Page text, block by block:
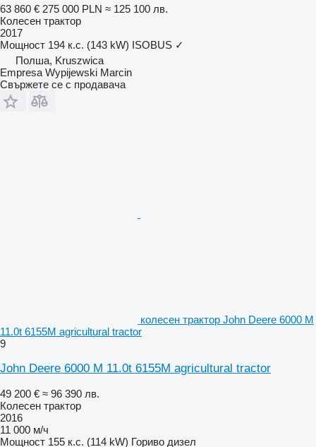
63 860 € 275 000 PLN ≈ 125 100 лв.
Колесен трактор
2017
Мощност 194 к.с. (143 kW) ISOBUS ✓
Полша, Kruszwica
Empresa Wypijewski Marcin
Свържете се с продавача
колесен трактор John Deere 6000 M
11.0t 6155M agricultural tractor
9
John Deere 6000 M 11.0t 6155M agricultural tractor
49 200 € ≈ 96 390 лв.
Колесен трактор
2016
11 000 м/ч
Мощност 155 к.с. (114 kW) Гориво дизел